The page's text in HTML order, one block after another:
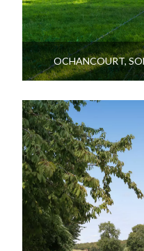
OCHANCOURT,